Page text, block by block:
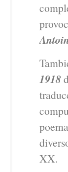
1918
XX.